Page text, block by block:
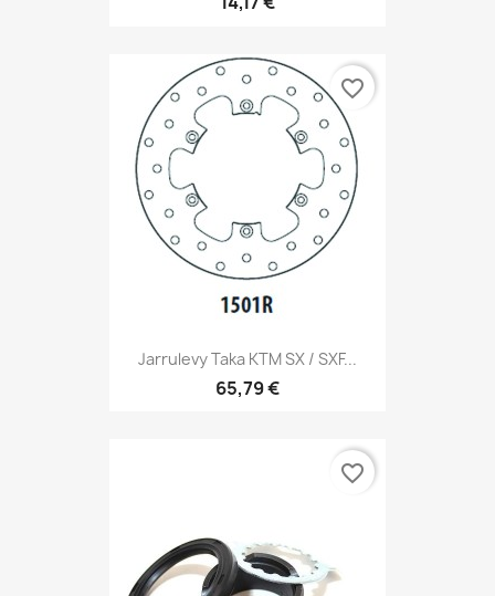
Jarrulevy Taka KTM SX / SXF...
65,79 €
favorite_border
favorite_border